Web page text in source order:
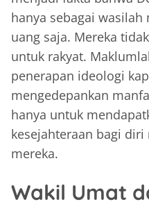
hanya sebagai
uang saja. Mereka
untuk rakyat.
penerapan ideologi
mengedepankan
hanya untuk
kesejahteraan bagi
mereka.
Wakil Umat